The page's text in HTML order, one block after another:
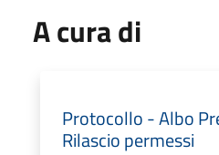
A cura di
Protocollo - Albo
Rilascio permessi